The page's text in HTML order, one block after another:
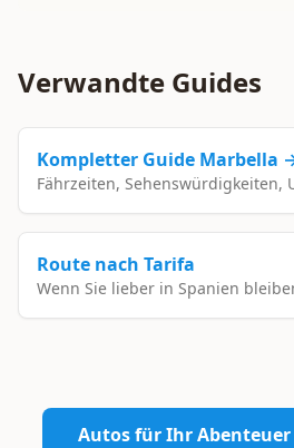
Verwandte Guides
Kompletter Guide Marbella
Fährzeiten, Sehenswürdigkeiten,
Route nach Tarifa
Wenn Sie lieber in Spanien
Autos für Ihr